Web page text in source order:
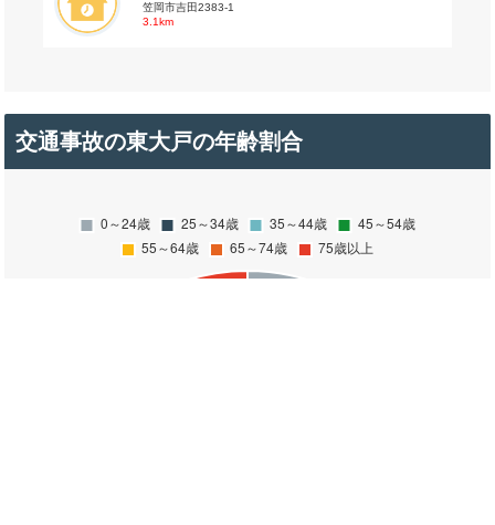
笠岡市吉田2383-1
3.1km
交通事故の東大戸の年齢割合